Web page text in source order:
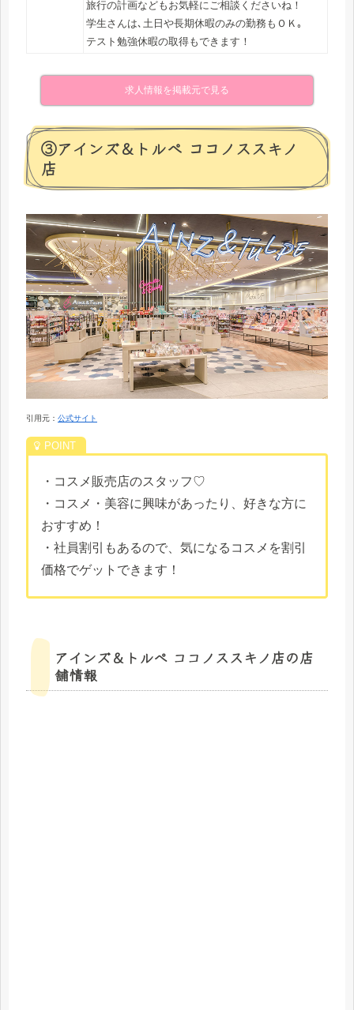
旅行の計画などもお気軽にご相談くださいね！
学生さんは､土日や長期休暇のみの勤務もＯＫ｡
テスト勉強休暇の取得もできます！
求人情報を掲載元で見る
③アインズ＆トルぺ ココノススキノ
店
引用元： 公式サイト
・コスメ販売店のスタッフ♡
・コスメ・美容に興味があったり、好きな方に
おすすめ！
・社員割引もあるので、気になるコスメを割引
価格でゲットできます！
アインズ＆トルぺ ココノススキノ店の店
舗情報